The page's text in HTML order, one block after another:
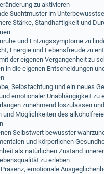
zu aktivieren
Suchtmuster im
Stärke, Standhaftigkeit und
und Entzugssymptome zu
Energie und Lebensfreude zu
der eigenen Vergangenheit zu
in die eigenen Entscheidungen
Selbstachtung und ein neues
emotionaler Unabhängigkeit zu
zunehmend loszulassen
und Möglichkeiten des
Selbstwert bewusster
und körperlichen
als natürlichen Zustand
zu erleben
emotionale